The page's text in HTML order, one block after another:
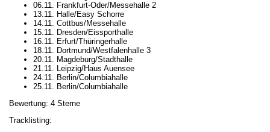
06.11. Frankfurt-Oder/Messehalle 2
13.11. Halle/Easy Schorre
14.11. Cottbus/Messehalle
15.11. Dresden/Eissporthalle
16.11. Erfurt/Thüringerhalle
18.11. Dortmund/Westfalenhalle 3
20.11. Magdeburg/Stadthalle
21.11. Leipzig/Haus Auensee
24.11. Berlin/Columbiahalle
25.11. Berlin/Columbiahalle
Bewertung: 4 Sterne
Tracklisting: